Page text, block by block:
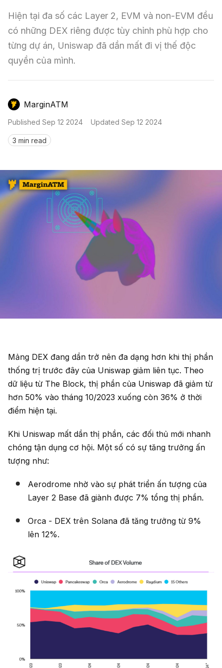
Sàn Giao Dịch
Công Cụ Đầu Tư
Mô Hình Biểu Đồ Giá
GameFi
Hiện tại đa số các Layer 2, EVM và non-EVM đều
có những DEX riêng được tùy chỉnh phù hợp cho
từng dự án, Uniswap đã dần mất đi vị thế độc
quyền của mình.
MarginATM
Published Sep 12 2024 Updated Sep 12 2024
3 min read
Mảng DEX đang dần trở nên đa dạng hơn khi thị phần
thống trị trước đây của Uniswap giảm liên tục. Theo
dữ liệu từ The Block, thị phần của Uniswap đã giảm từ
hơn 50% vào tháng 10/2023 xuống còn 36% ở thời
điểm hiện tại.
Khi Uniswap mất dần thị phần, các đối thủ mới nhanh
chóng tận dụng cơ hội. Một số có sự tăng trưởng ấn
tượng như:
Aerodrome nhờ vào sự phát triển ấn tượng của
Layer 2 Base đã giành được 7% tổng thị phần.
Orca - DEX trên Solana đã tăng trưởng từ 9%
lên 12%.